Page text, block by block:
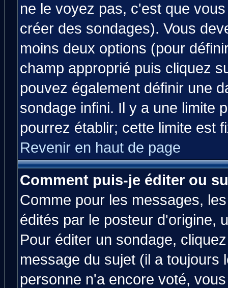
ne le voyez pas, c'est que
créer des sondages). Vous
moins deux options (pour
champ approprié puis cliquez
pouvez également définir une
sondage infini. Il y a une limite
pourrez établir; cette limite est
Revenir en haut de page
Comment puis-je éditer ou
Comme pour les messages,
édités par le posteur d'origine,
Pour éditer un sondage,
message du sujet (il a toujours
personne n'a encore voté,